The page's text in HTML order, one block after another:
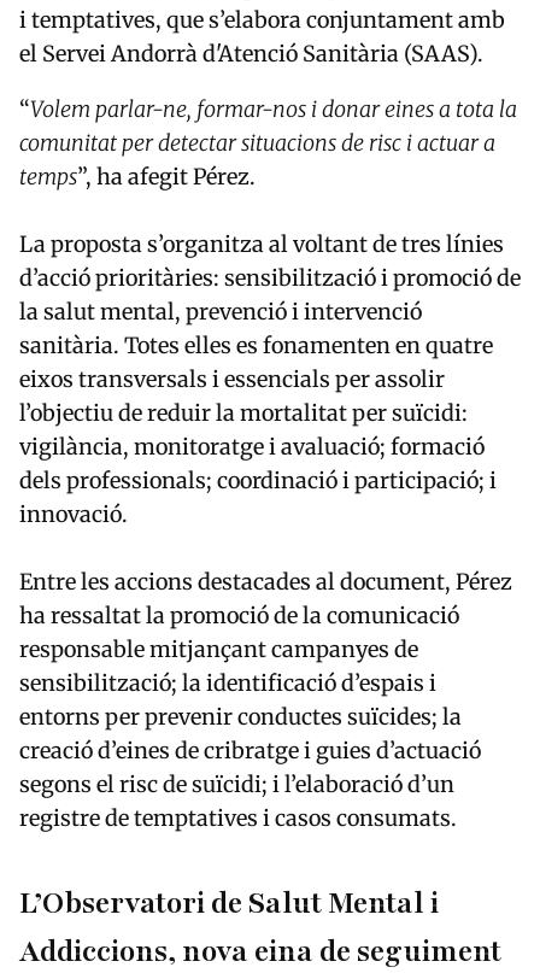
i temptatives, que s’elabora conjuntament amb
el Servei Andorrà d'Atenció Sanitària (SAAS).
“Volem parlar-ne, formar-nos i donar eines a tota la
comunitat per detectar situacions de risc i actuar a
temps”, ha afegit Pérez.
La proposta s’organitza al voltant de tres línies
d’acció prioritàries: sensibilització i promoció de
la salut mental, prevenció i intervenció
sanitària. Totes elles es fonamenten en quatre
eixos transversals i essencials per assolir
l’objectiu de reduir la mortalitat per suïcidi:
vigilància, monitoratge i avaluació; formació
dels professionals; coordinació i participació; i
innovació.
Entre les accions destacades al document, Pérez
ha ressaltat la promoció de la comunicació
responsable mitjançant campanyes de
sensibilització; la identificació d’espais i
entorns per prevenir conductes suïcides; la
creació d’eines de cribratge i guies d’actuació
segons el risc de suïcidi; i l’elaboració d’un
registre de temptatives i casos consumats.
L’Observatori de Salut Mental i
Addiccions, nova eina de seguiment